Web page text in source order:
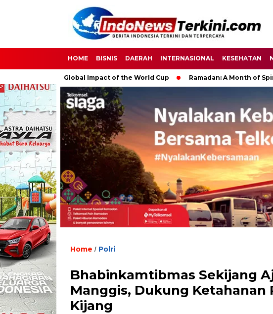
HOME BISNIS DAERAH INTERNASIONAL KESEHATAN
The Global Impact of the World Cup Ramadan: A Month of Spiritual
Home / Polri
Bhabinkamtibmas Sekijang
Manggis, Dukung Ketahanan
Kijang